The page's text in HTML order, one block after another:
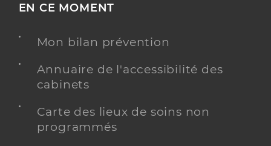
EN CE MOMENT
Mon bilan prévention
Annuaire de l'accessibilité des
cabinets
Carte des lieux de soins non
programmés